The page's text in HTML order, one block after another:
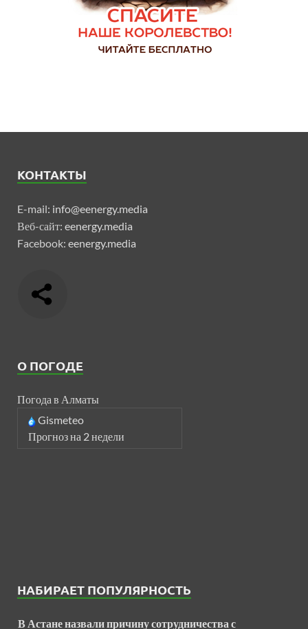
КОНТАКТЫ
E-mail: info@eenergy.media
Веб-сайт: eenergy.media
Facebook: eenergy.media
О ПОГОДЕ
Погода в Алматы
Gismeteo
Прогноз на 2 недели
НАБИРАЕТ ПОПУЛЯРНОСТЬ
В Астане назвали причину сотрудничества с